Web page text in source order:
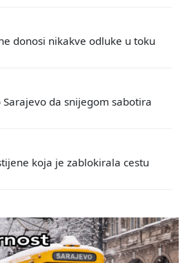
donosi nikakve odluke u toku
da snijegom sabotira
koja je zablokirala cestu